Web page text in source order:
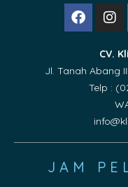
CV.
Jl. Tanah Abang
Telp :
JAM